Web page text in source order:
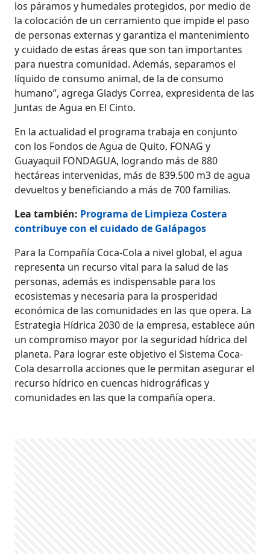
los páramos y humedales protegidos, por medio de
la colocación de un cerramiento que impide el paso
de personas externas y garantiza el mantenimiento
y cuidado de estas áreas que son tan importantes
para nuestra comunidad. Además, separamos el
líquido de consumo animal, de la de consumo
humano”, agrega Gladys Correa, expresidenta de las
Juntas de Agua en El Cinto.
En la actualidad el programa trabaja en conjunto
con los Fondos de Agua de Quito, FONAG y
Guayaquil FONDAGUA, logrando más de 880
hectáreas intervenidas, más de 839.500 m3 de agua
devueltos y beneficiando a más de 700 familias.
Lea también: Programa de Limpieza Costera
contribuye con el cuidado de Galápagos
Para la Compañía Coca-Cola a nivel global, el agua
representa un recurso vital para la salud de las
personas, además es indispensable para los
ecosistemas y necesaria para la prosperidad
económica de las comunidades en las que opera. La
Estrategia Hídrica 2030 de la empresa, establece aún
un compromiso mayor por la seguridad hídrica del
planeta. Para lograr este objetivo el Sistema Coca-
Cola desarrolla acciones que le permitan asegurar el
recurso hídrico en cuencas hidrográficas y
comunidades en las que la compañía opera.